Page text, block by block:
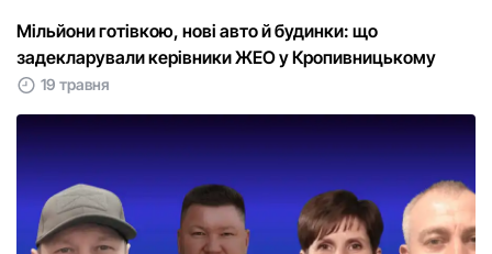
Мільйони готівкою, нові авто й будинки: що
задекларували керівники ЖЕО у Кропивницькому
19 травня